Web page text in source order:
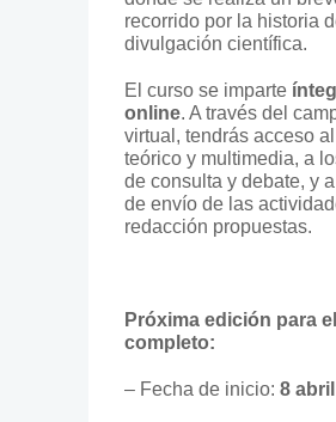
recorrido por la historia
divulgación científica.
El curso se imparte
online. A través del
virtual, tendrás acceso al
teórico y multimedia, a
de consulta y debate, y
de envío de las
redacción propuestas.
Próxima edición para
completo:
– Fecha de inicio: 8